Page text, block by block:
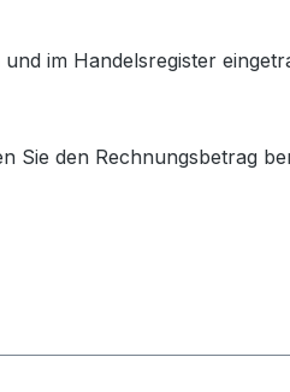
im Handelsregister
Sie den Rechnungsbetrag